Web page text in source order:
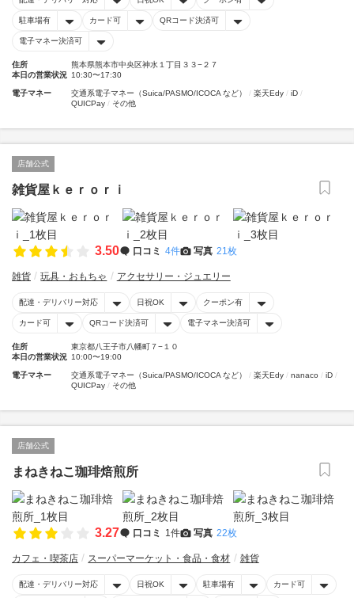
駐車場有 カード可 QRコード決済可
電子マネー決済可
住所
熊本県熊本市中央区神水１丁目３３−２７
本日の営業状況 10:30〜17:30
電子マネー 交通系電子マネー（Suica/PASMO/ICOCA など） 楽天Edy
iD
QUICPay
その他
店舗公式
雑貨屋ｋｅｒｏｒｉ
3.50 口コミ 4件 写真 21枚
雑貨 玩具・おもちゃ アクセサリー・ジュエリー
配達・デリバリー対応 日祝OK クーポン有
カード可 QRコード決済可 電子マネー決済可
住所
東京都八王子市八幡町７−１０
本日の営業状況 10:00〜19:00
電子マネー 交通系電子マネー（Suica/PASMO/ICOCA など） 楽天Edy nanaco
iD
QUICPay
その他
店舗公式
まねきねこ珈琲焙煎所
3.27 口コミ 1件 写真 22枚
カフェ・喫茶店 スーパーマーケット・食品・食材 雑貨
配達・デリバリー対応 日祝OK 駐車場有 カード可